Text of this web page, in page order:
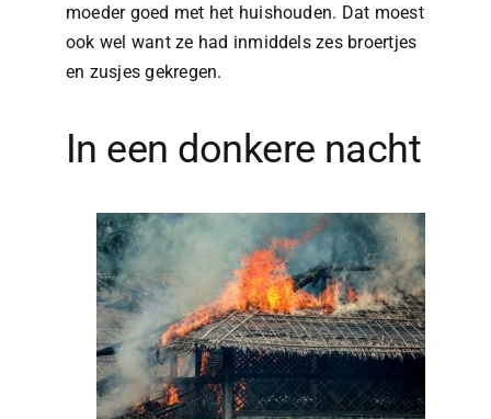
moeder goed met het huishouden. Dat moest
ook wel want ze had inmiddels zes broertjes
en zusjes gekregen.
In een donkere nacht